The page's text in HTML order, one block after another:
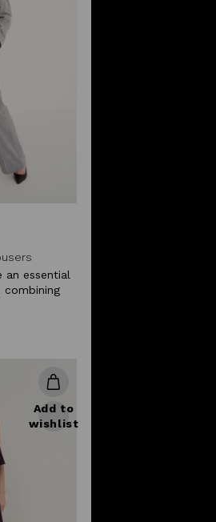
an essential
combining
Add to
wishlist